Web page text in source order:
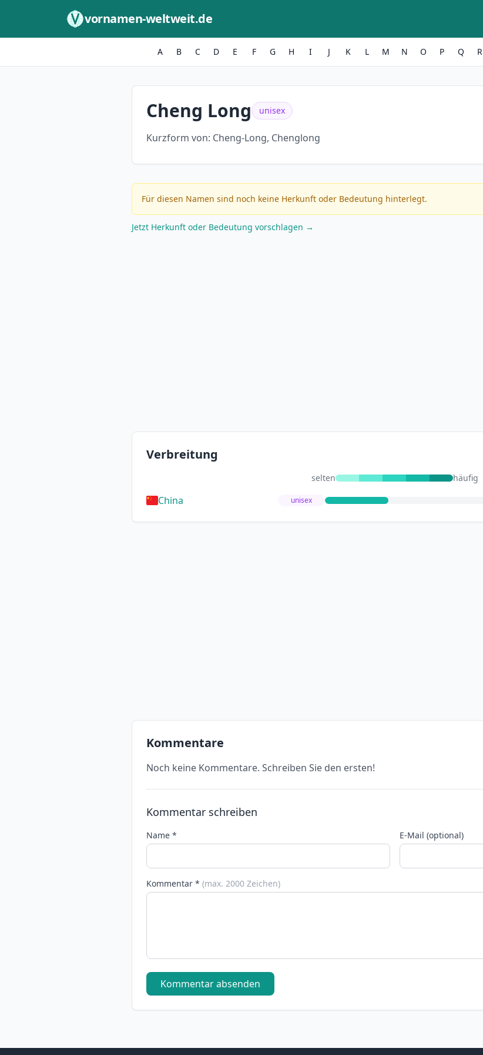
vornamen-weltweit.de
A B C D E F G H I J K L M N O P Q R
Cheng Long unisex
Kurzform von: Cheng-Long, Chenglong
Für diesen Namen sind noch keine Herkunft oder Bedeutung hinterlegt.
Jetzt Herkunft oder Bedeutung vorschlagen →
Verbreitung
selten häufig
China unisex
Kommentare
Noch keine Kommentare. Schreiben Sie den ersten!
Kommentar schreiben
Name * E-Mail (optional)
Kommentar * (max. 2000 Zeichen)
Kommentar absenden